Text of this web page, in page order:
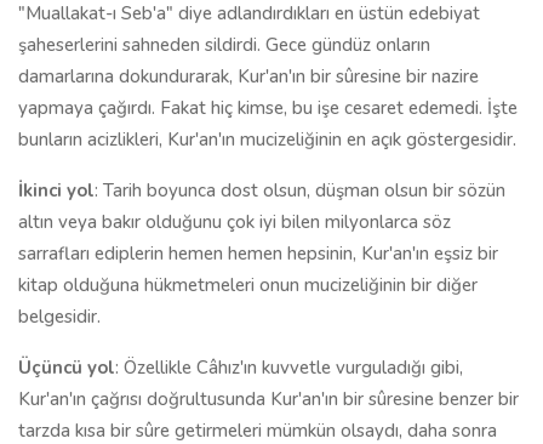
"Muallakat-ı Seb'a" diye adlandırdıkları en üstün edebiyat
şaheserlerini sahneden sildirdi. Gece gündüz onların
damarlarına dokundurarak, Kur'an'ın bir sûresine bir nazire
yapmaya çağırdı. Fakat hiç kimse, bu işe cesaret edemedi. İşte
bunların acizlikleri, Kur'an'ın mucizeliğinin en açık göstergesidir.
İkinci yol: Tarih boyunca dost olsun, düşman olsun bir sözün
altın veya bakır olduğunu çok iyi bilen milyonlarca söz
sarrafları ediplerin hemen hemen hepsinin, Kur'an'ın eşsiz bir
kitap olduğuna hükmetmeleri onun mucizeliğinin bir diğer
belgesidir.
Üçüncü yol: Özellikle Câhız'ın kuvvetle vurguladığı gibi,
Kur'an'ın çağrısı doğrultusunda Kur'an'ın bir sûresine benzer bir
tarzda kısa bir sûre getirmeleri mümkün olsaydı, daha sonra